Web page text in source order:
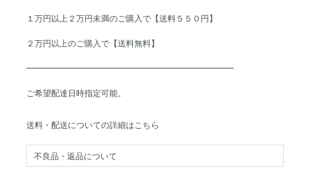
１万円以上２万円未満のご購入で【送料５５０円】
２万円以上のご購入で【送料無料】
━━━━━━━━━━━━━━━━━━━━━━━━━
ご希望配達日時指定可能。
送料・配送についての詳細はこちら
不良品・返品について